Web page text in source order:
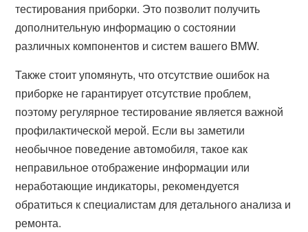
тестирования приборки. Это позволит получить
дополнительную информацию о состоянии
различных компонентов и систем вашего BMW.
Также стоит упомянуть, что отсутствие ошибок на
приборке не гарантирует отсутствие проблем,
поэтому регулярное тестирование является важной
профилактической мерой. Если вы заметили
необычное поведение автомобиля, такое как
неправильное отображение информации или
неработающие индикаторы, рекомендуется
обратиться к специалистам для детального анализа и
ремонта.